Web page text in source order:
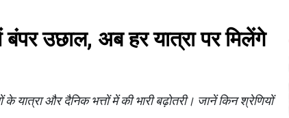
उछाल, अब हर यात्रा पर मिलेंगे
और दैनिक भत्तों में की भारी बढ़ोतरी। जानें किन श्रेणियों